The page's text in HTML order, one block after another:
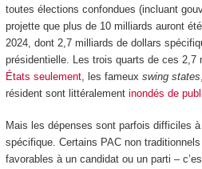
toutes élections confondues (incluant
projette que plus de 10 milliards auront
2024, dont 2,7 milliards de dollars
présidentielle. Les trois quarts de ces 2,7
États seulement, les fameux swing states
résident sont littéralement inondés de
Mais les dépenses sont parfois difficiles
spécifique. Certains PAC non
favorables à un candidat ou un parti –